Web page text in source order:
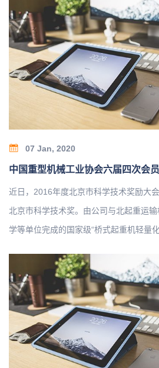
07 Jan, 2020
近日，2016年度北京市科学技术奖励大
北京市科学技术奖。由公司与北起重运
学等单位完成的国家级“桥式起重机轻量
桥式起重机轻量化设计关键技术的深入
量化系列设计，形成了结构轻量化、能
全性高的新一代桥式起重机产品。主要
机偏轨箱型焊接焊接轨道窄高梁结构的
铰接端梁桥架结构形式；国内首次开发了
和刚柔结合的三梁小车架、桥式起重机